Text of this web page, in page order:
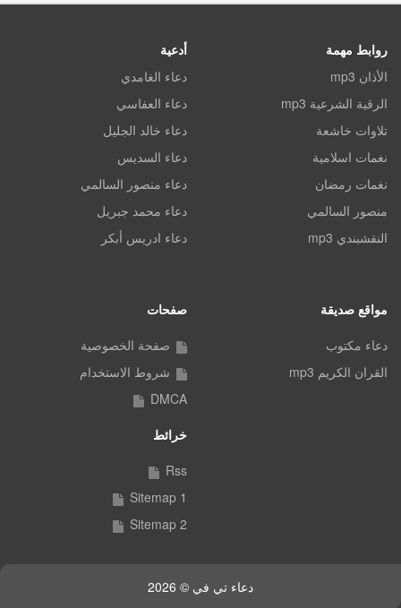
روابط مهمة
الأذان mp3
الرقية الشرعية mp3
تلاوات خاشعة
نغمات اسلامية
نغمات رمضان
منصور السالمي
النقشبندي mp3
أدعية
دعاء الغامدي
دعاء العفاسي
دعاء خالد الجليل
دعاء السديس
دعاء منصور السالمي
دعاء محمد جبريل
دعاء ادريس أبكر
مواقع صديقة
دعاء مكتوب
القران الكريم mp3
صفحات
صفحة الخصوصية
شروط الاستخدام
DMCA
خرائط
Rss
Sitemap 1
Sitemap 2
دعاء تي في © 2026